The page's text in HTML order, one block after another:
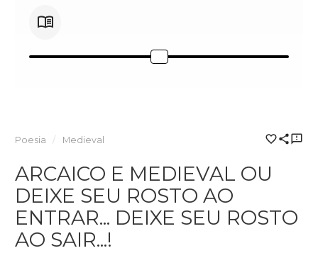
Poesia Medieval
ARCAICO E MEDIEVAL OU
DEIXE SEU ROSTO AO
ENTRAR... DEIXE SEU ROSTO
AO SAIR...!